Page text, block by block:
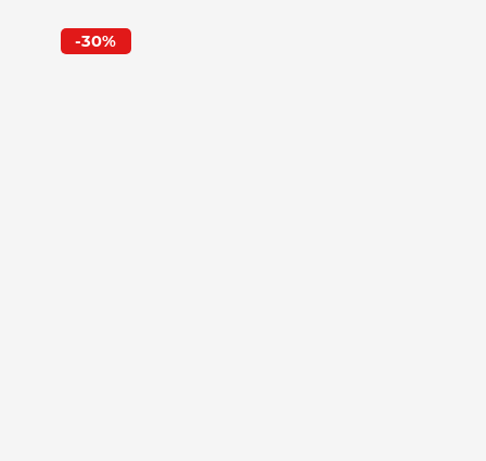
-30%